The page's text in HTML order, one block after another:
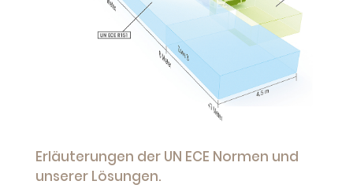
Erläuterungen der UN ECE Normen und
unserer Lösungen.